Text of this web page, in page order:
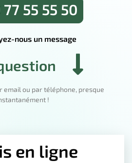
55 55 50
nous un message
email ou par téléphone, presque
!
en ligne